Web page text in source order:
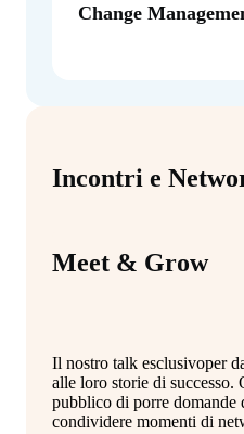
Change
Incontri e
Meet & Grow
Il nostro talk esclusivoper
alle loro storie di successo.
pubblico di porre domande
condividere momenti di